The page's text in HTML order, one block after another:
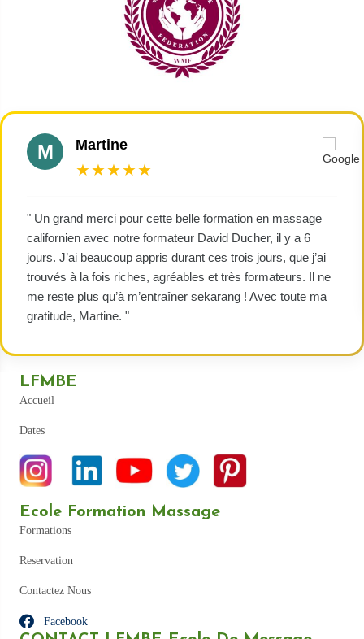
M Martine
★★★★★
" Un grand merci pour cette belle formation en massage
californien avec notre formateur David Ducher, il y a 6
jours. J’ai beaucoup appris durant ces trois jours, que j’ai
trouvés à la fois riches, agréables et très formateurs. Il ne
me reste plus qu’à m’entraîner sekarang ! Avec toute ma
gratitude, Martine. "
LFMBE
Accueil
Dates
Ecole Formation Massage
Formations
Reservation
Contactez Nous
Facebook